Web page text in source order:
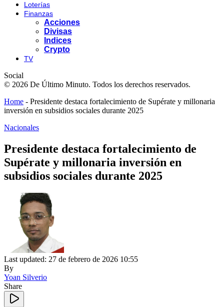
Loterías
Finanzas
Acciones
Divisas
Indices
Crypto
TV
Social
© 2026 De Último Minuto. Todos los derechos reservados.
Home - Presidente destaca fortalecimiento de Supérate y millonaria
inversión en subsidios sociales durante 2025
Nacionales
Presidente destaca fortalecimiento de
Supérate y millonaria inversión en
subsidios sociales durante 2025
Last updated: 27 de febrero de 2026 10:55
By
Yoan Silverio
Share